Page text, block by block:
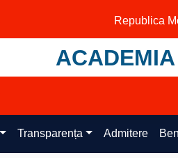
Republica
Transparența Admitere